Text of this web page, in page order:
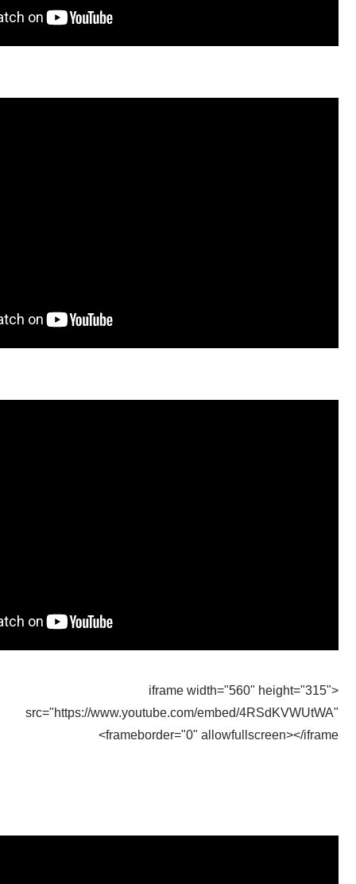
<iframe width="560" height="315"
src="https://www.youtube.com/embed/4RSdKVWUtWA"
frameborder="0" allowfullscreen></iframe>